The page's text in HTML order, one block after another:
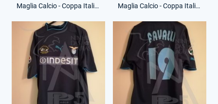
Maglia Calcio - Coppa Italia - Dejan Stankovic - 10 - (Fronte) Maglia Calcio - Coppa Italia - Dejan Stankovic - 10 - (Retro)